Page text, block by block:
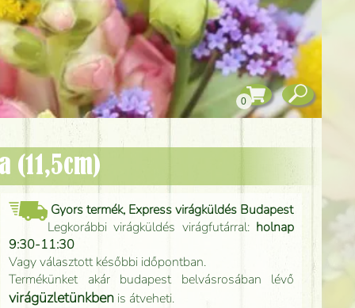
(11,5cm)
Gyors termék, Express virágküldés Budapest
Legkorábbi virágküldés virágfutárral: holnap
9:30-11:30
Vagy választott későbbi időpontban.
Termékünket akár budapest belvásrosában lévő
virágüzletünkben is átveheti.
0